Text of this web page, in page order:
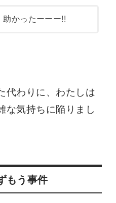
助かったーーー!!
代わりに、わたしは
な気持ちに陥りまし
もう事件